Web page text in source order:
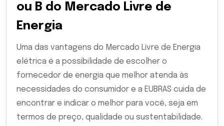
ou B do Mercado Livre de
Energia
Uma das vantagens do Mercado Livre de Energia
elétrica é a possibilidade de escolher o
fornecedor de energia que melhor atenda às
necessidades do consumidor e a EUBRAS cuida de
encontrar e indicar o melhor para você, seja em
termos de preço, qualidade ou sustentabilidade.